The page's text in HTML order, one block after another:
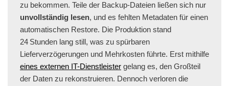
zu bekommen. Teile der Backup-Dateien ließen sich nur
unvollständig lesen, und es fehlten Metadaten für einen
automatischen Restore. Die Produktion stand
24 Stunden lang still, was zu spürbaren
Lieferverzögerungen und Mehrkosten führte. Erst mithilfe
eines externen IT-Dienstleister gelang es, den Großteil
der Daten zu rekonstruieren. Dennoch verloren die